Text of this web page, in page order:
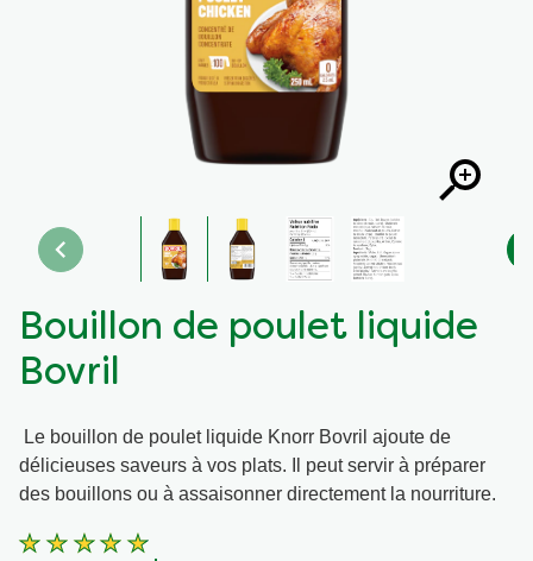
Recettes par Type de Plat
Bouillon de poulet liquide
Bovril
Le bouillon de poulet liquide Knorr Bovril ajoute de
délicieuses saveurs à vos plats. Il peut servir à préparer
des bouillons ou à assaisonner directement la nourriture.
La